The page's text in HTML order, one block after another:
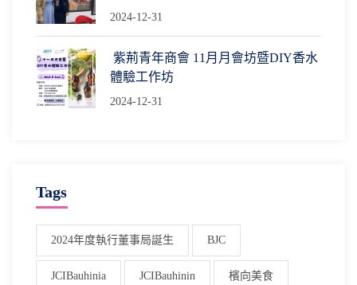
2024-12-31
紫荊青年商會 11月月會坊暨DIY香水
體驗工作坊
2024-12-31
Tags
2024年度執行董事局誕生 BJC
JCIBauhinia JCIBauhinin 檳向美食